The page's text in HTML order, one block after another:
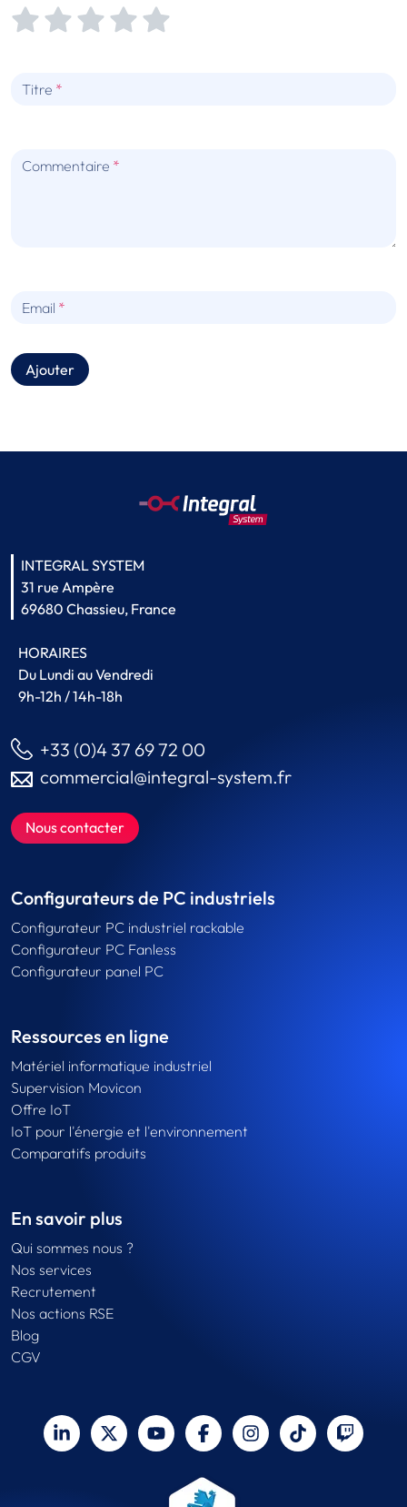
Titre
Commentaire
Email
Ajouter
INTEGRAL SYSTEM
31 rue Ampère
69680 Chassieu, France
HORAIRES
Du Lundi au Vendredi
9h-12h / 14h-18h
+33 (0)4 37 69 72 00
commercial@integral-system.fr
Nous contacter
Configurateurs de PC industriels
Configurateur PC industriel rackable
Configurateur PC Fanless
Configurateur panel PC
Ressources en ligne
Matériel informatique industriel
Supervision Movicon
Offre IoT
IoT pour l'énergie et l'environnement
Comparatifs produits
En savoir plus
Qui sommes nous ?
Nos services
Recrutement
Nos actions RSE
Blog
CGV